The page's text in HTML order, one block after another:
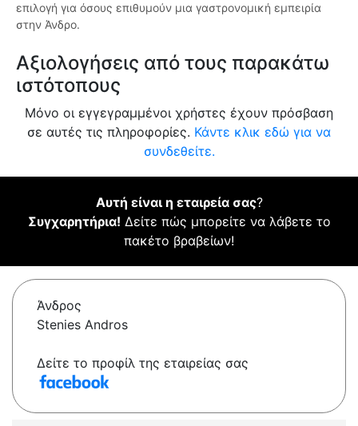
επιλογή για όσους επιθυμούν μια γαστρονομική εμπειρία
στην Άνδρο.
Αξιολογήσεις από τους παρακάτω
ιστότοπους
Μόνο οι εγγεγραμμένοι χρήστες έχουν πρόσβαση
σε αυτές τις πληροφορίες. Κάντε κλικ εδώ για να
συνδεθείτε.
Αυτή είναι η εταιρεία σας?
Συγχαρητήρια! Δείτε πώς μπορείτε να λάβετε το
πακέτο βραβείων!
Άνδρος
Stenies Andros
Δείτε το προφίλ της εταιρείας σας